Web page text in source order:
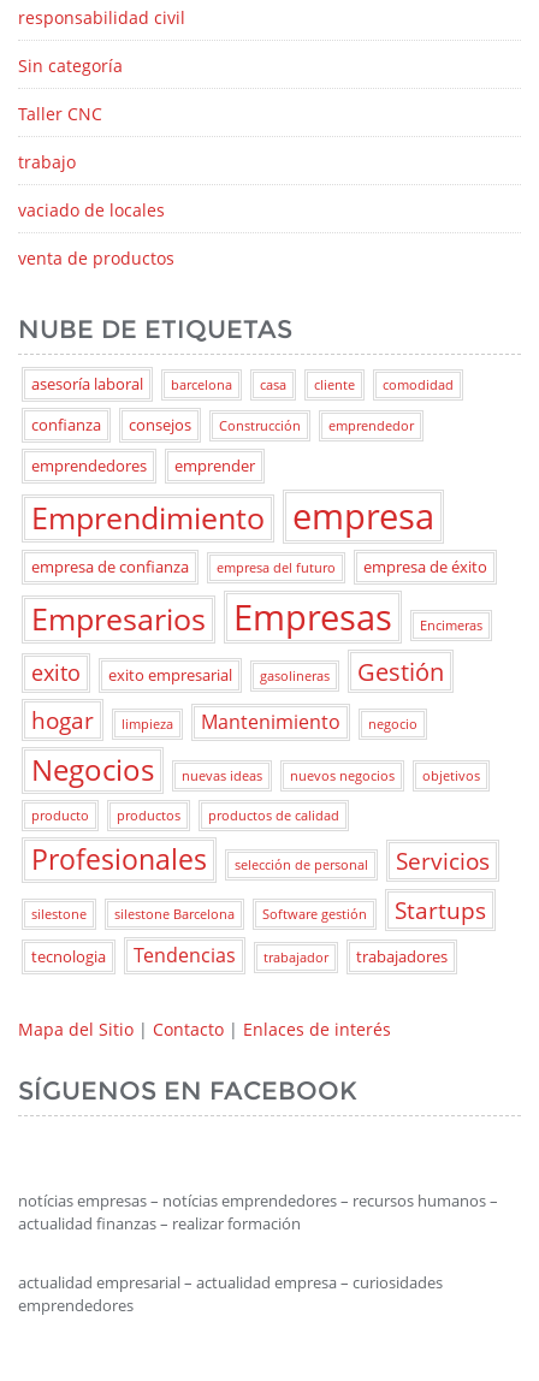
responsabilidad civil
Sin categoría
Taller CNC
trabajo
vaciado de locales
venta de productos
NUBE DE ETIQUETAS
asesoría laboral barcelona casa cliente comodidad
confianza consejos Construcción emprendedor
emprendedores emprender
Emprendimiento empresa
empresa de confianza empresa del futuro empresa de éxito
Empresarios Empresas Encimeras
exito exito empresarial gasolineras Gestión
hogar limpieza Mantenimiento negocio
Negocios nuevas ideas nuevos negocios objetivos
producto productos productos de calidad
Profesionales selección de personal Servicios
silestone silestone Barcelona Software gestión Startups
tecnologia Tendencias trabajador trabajadores
Mapa del Sitio | Contacto | Enlaces de interés
SÍGUENOS EN FACEBOOK
notícias empresas – notícias emprendedores – recursos humanos –
actualidad finanzas – realizar formación
actualidad empresarial – actualidad empresa – curiosidades
emprendedores